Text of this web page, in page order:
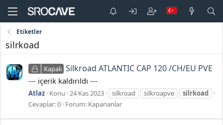
Etiketler
silrkoad
Kapalı Silkroad ATLANTIC CAP 120 /CH/EU PVE
--- içerik kaldırıldı ---
Atlaz Konu 24 Kas 2023 silkroad silkroapve
silrkoad
Cevaplar: 0 Forum: Kapananlar